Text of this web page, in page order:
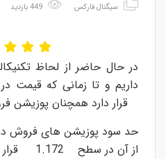
سیگنال فارکس
در حال حاضر از لحاظ
قرار دارد همچنان پوزیشن
از آن در سطح 1.172 قرار خواهد داشت.